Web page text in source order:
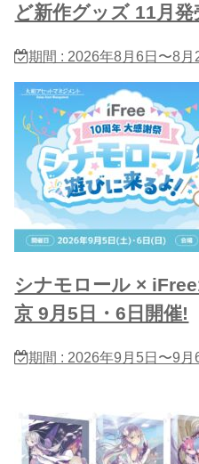
ど新作グッズ 11月発
期間 : 2026年8月6日〜8月
シナモロール ×
京 9月5日・6日開催!
期間 : 2026年9月5日〜9月